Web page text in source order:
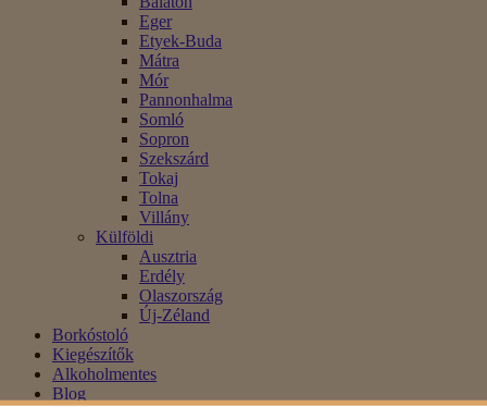
Eger
Etyek-Buda
Mátra
Mór
Pannonhalma
Somló
Sopron
Szekszárd
Tokaj
Tolna
Villány
Külföldi
Ausztria
Erdély
Olaszország
Új-Zéland
Borkóstoló
Kiegészítők
Alkoholmentes
Blog